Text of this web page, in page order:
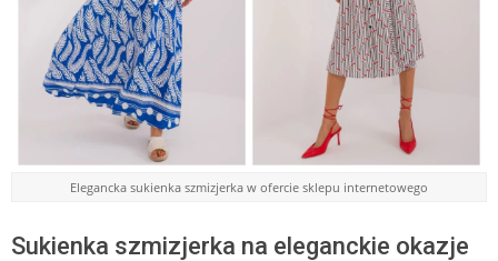
Elegancka sukienka szmizjerka w ofercie sklepu internetowego
Sukienka szmizjerka na eleganckie okazje